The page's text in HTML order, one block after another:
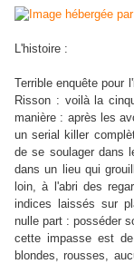
L'histoire :
Terrible enquête pour
Risson : voilà la
manière : après les
un serial killer
de se soulager dans
dans un lieu qui
loin, à l'abri des
indices laissés sur
nulle part : posséder
cette impasse est
blondes, rousses,